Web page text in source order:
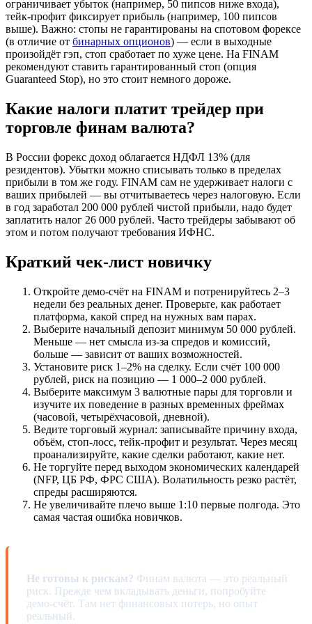
ограничивает убыток (например, 50 пипсов ниже входа),
тейк-профит фиксирует прибыль (например, 100 пипсов
выше). Важно: стопы не гарантированы на спотовом форексе
(в отличие от бинарных опционов) — если в выходные
произойдёт гэп, стоп сработает по хуже цене. На FINAM
рекомендуют ставить гарантированный стоп (опция
Guaranteed Stop), но это стоит немного дороже.
Какие налоги платит трейдер при
торговле финам валюта?
В России форекс доход облагается НДФЛ 13% (для
резидентов). Убытки можно списывать только в пределах
прибыли в том же году. FINAM сам не удерживает налоги с
ваших прибылей — вы отчитываетесь через налоговую. Если
в год заработал 200 000 рублей чистой прибыли, надо будет
заплатить налог 26 000 рублей. Часто трейдеры забывают об
этом и потом получают требования ИФНС.
Краткий чек-лист новичку
Откройте демо-счёт на FINAM и потренируйтесь 2–3
недели без реальных денег. Проверьте, как работает
платформа, какой спред на нужных вам парах.
Выберите начальный депозит минимум 50 000 рублей.
Меньше — нет смысла из-за спредов и комиссий,
больше — зависит от ваших возможностей.
Установите риск 1–2% на сделку. Если счёт 100 000
рублей, риск на позицию — 1 000–2 000 рублей.
Выберите максимум 3 валютные пары для торговли и
изучите их поведение в разных временных фреймах
(часовой, четырёхчасовой, дневной).
Ведите торговый журнал: записывайте причину входа,
объём, стоп-лосс, тейк-профит и результат. Через месяц
проанализируйте, какие сделки работают, какие нет.
Не торгуйте перед выходом экономических календарей
(NFP, ЦБ РФ, ФРС США). Волатильность резко растёт,
спреды расширяются.
Не увеличивайте плечо выше 1:10 первые полгода. Это
самая частая ошибка новичков.
Не готовы к рискам? Финам валюта — это реальный
риск. Прежде чем вкладывать деньги, попробуйте
демо-счёт. Там нет финансовых потерь, но опыт
реальный.